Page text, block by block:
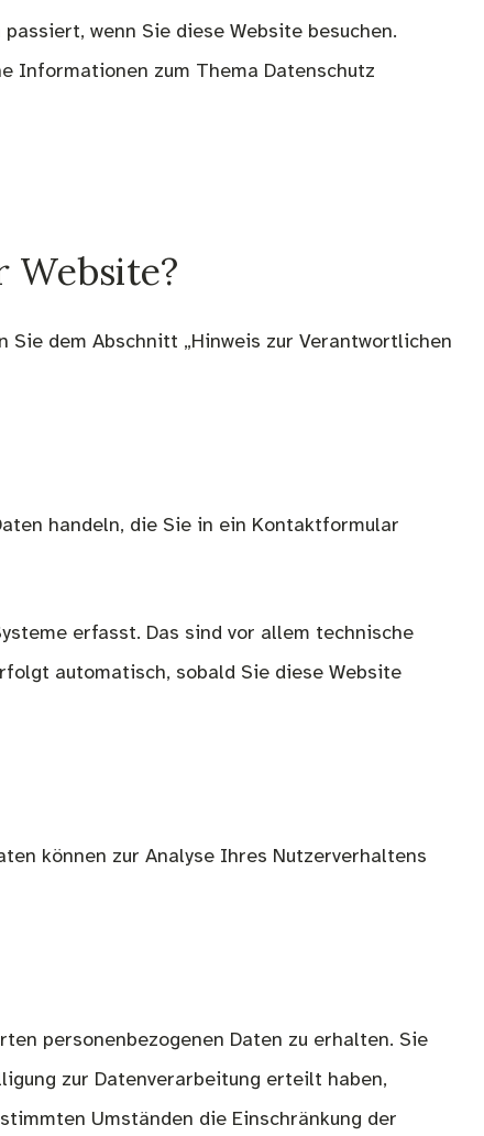
wenn Sie diese Website besuchen.
Informationen zum Thema Datenschutz
Website?
dem Abschnitt „Hinweis zur Verantwortlichen
handeln, die Sie in ein Kontaktformular
erfasst. Das sind vor allem technische
automatisch, sobald Sie diese Website
können zur Analyse Ihres Nutzerverhaltens
personenbezogenen Daten zu erhalten. Sie
zur Datenverarbeitung erteilt haben,
Umständen die Einschränkung der